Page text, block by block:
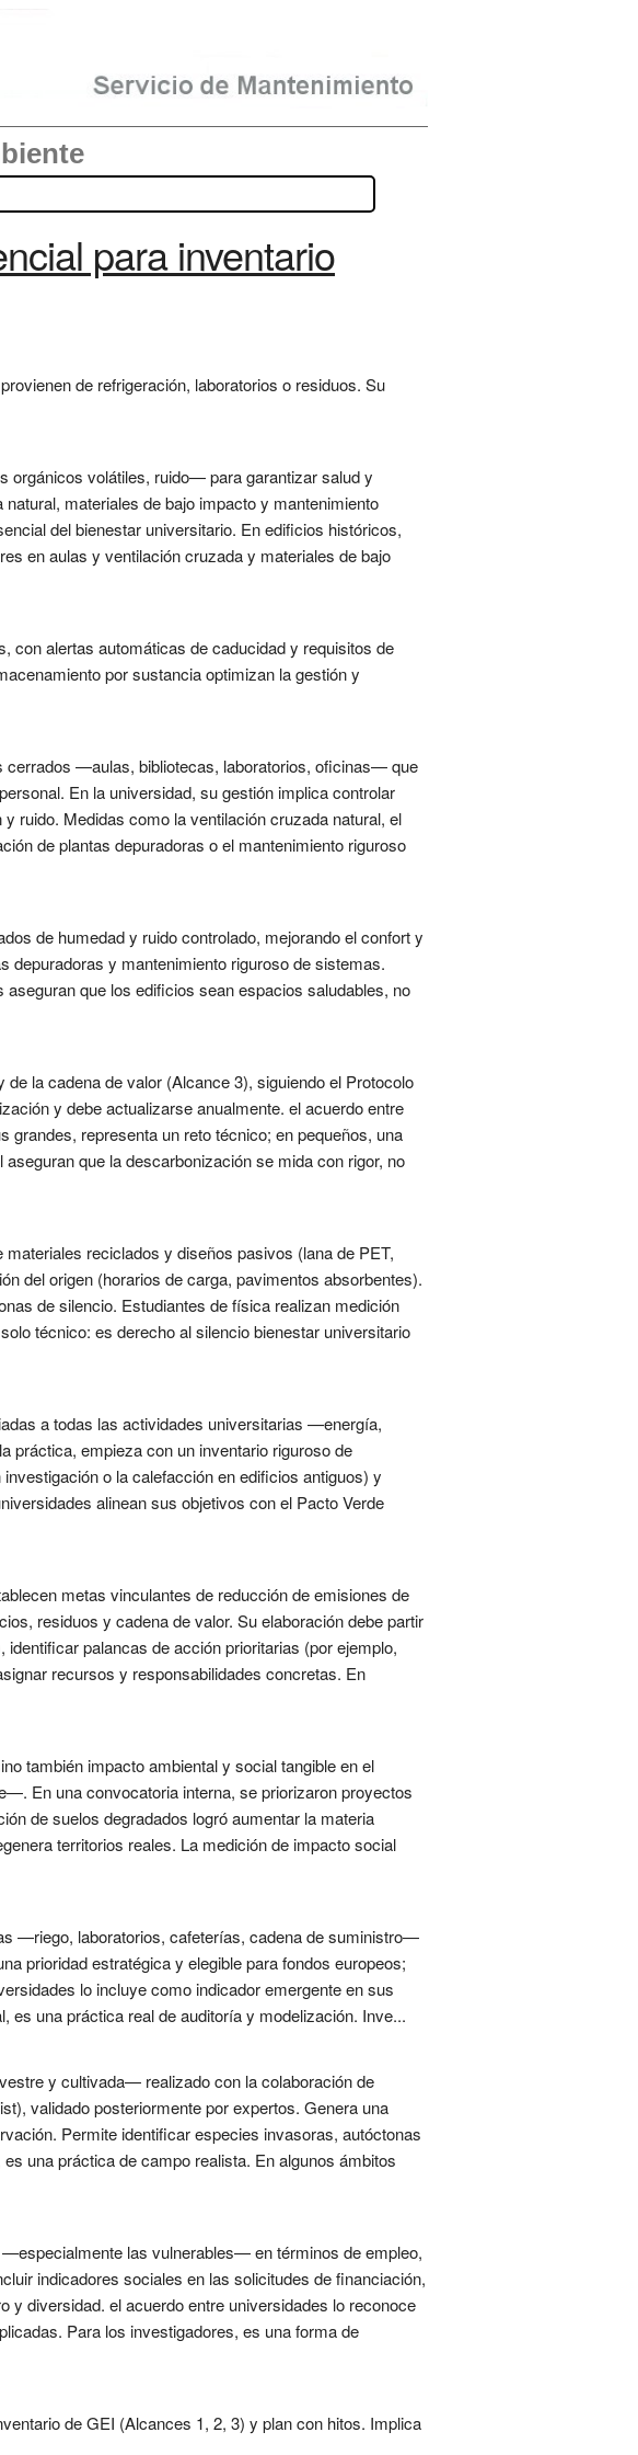
para inventario
de refrigeración, laboratorios o residuos. Su
orgánicos volátiles, ruido— para garantizar salud y
materiales de bajo impacto y mantenimiento
del bienestar universitario. En edificios históricos,
en aulas y ventilación cruzada y materiales de bajo
con alertas automáticas de caducidad y requisitos de
por sustancia optimizan la gestión y
cerrados —aulas, bibliotecas, laboratorios, oficinas— que
En la universidad, su gestión implica controlar
ruido. Medidas como la ventilación cruzada natural, el
de plantas depuradoras o el mantenimiento riguroso
de humedad y ruido controlado, mejorando el confort y
depuradoras y mantenimiento riguroso de sistemas.
que los edificios sean espacios saludables, no
la cadena de valor (Alcance 3), siguiendo el Protocolo
y debe actualizarse anualmente. el acuerdo entre
representa un reto técnico; en pequeños, una
que la descarbonización se mida con rigor, no
reciclados y diseños pasivos (lana de PET,
del origen (horarios de carga, pavimentos absorbentes).
de silencio. Estudiantes de física realizan medición
técnico: es derecho al silencio bienestar universitario
a todas las actividades universitarias —energía,
empieza con un inventario riguroso de
o la calefacción en edificios antiguos) y
alinean sus objetivos con el Pacto Verde
metas vinculantes de reducción de emisiones de
residuos y cadena de valor. Su elaboración debe partir
palancas de acción prioritarias (por ejemplo,
recursos y responsabilidades concretas. En
también impacto ambiental y social tangible en el
En una convocatoria interna, se priorizaron proyectos
de suelos degradados logró aumentar la materia
territorios reales. La medición de impacto social
—riego, laboratorios, cafeterías, cadena de suministro—
prioridad estratégica y elegible para fondos europeos;
lo incluye como indicador emergente en sus
es una práctica real de auditoría y modelización. Inve...
y cultivada— realizado con la colaboración de
validado posteriormente por expertos. Genera una
Permite identificar especies invasoras, autóctonas
una práctica de campo realista. En algunos ámbitos
las vulnerables— en términos de empleo,
indicadores sociales en las solicitudes de financiación,
y diversidad. el acuerdo entre universidades lo reconoce
Para los investigadores, es una forma de
de GEI (Alcances 1, 2, 3) y plan con hitos. Implica